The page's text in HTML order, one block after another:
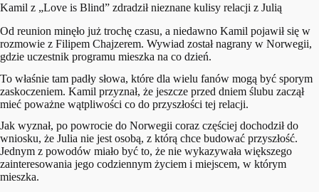
Kamil z „Love is Blind” zdradził nieznane kulisy relacji z Julią
Od reunion minęło już trochę czasu, a niedawno Kamil pojawił się w
rozmowie z Filipem Chajzerem. Wywiad został nagrany w Norwegii,
gdzie uczestnik programu mieszka na co dzień.
To właśnie tam padły słowa, które dla wielu fanów mogą być sporym
zaskoczeniem. Kamil przyznał, że jeszcze przed dniem ślubu zaczął
mieć poważne wątpliwości co do przyszłości tej relacji.
Jak wyznał, po powrocie do Norwegii coraz częściej dochodził do
wniosku, że Julia nie jest osobą, z którą chce budować przyszłość.
Jednym z powodów miało być to, że nie wykazywała większego
zainteresowania jego codziennym życiem i miejscem, w którym
mieszka.